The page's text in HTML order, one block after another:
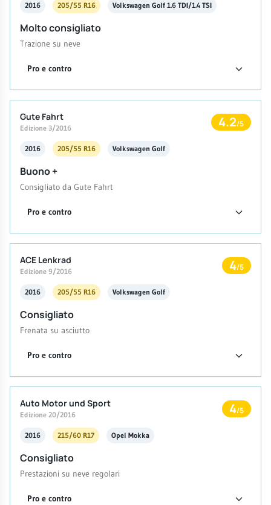
2016 205/55 R16 Volkswagen Golf 1.6 TDI/1.4 TSI
Molto consigliato
Trazione su neve
Pro e contro
Gute Fahrt
Edizione 3/2016 4.2/5
2016 205/55 R16 Volkswagen Golf
Buono +
Consigliato da Gute Fahrt
Pro e contro
ACE Lenkrad
Edizione 9/2016 4/5
2016 205/55 R16 Volkswagen Golf
Consigliato
Frenata su asciutto
Pro e contro
Auto Motor und Sport
Edizione 20/2016 4/5
2016 215/60 R17 Opel Mokka
Consigliato
Prestazioni su neve regolari
Pro e contro